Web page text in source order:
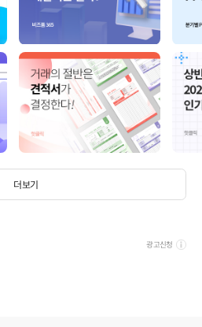
더보기
광고신청